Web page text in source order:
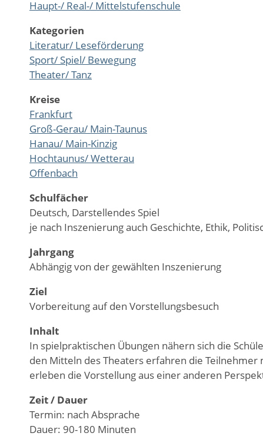
Haupt-/ Real-/ Mittelstufenschule
Kategorien
Literatur/ Leseförderung
Sport/ Spiel/ Bewegung
Theater/ Tanz
Kreise
Frankfurt
Groß-Gerau/ Main-Taunus
Hanau/ Main-Kinzig
Hochtaunus/ Wetterau
Offenbach
Schulfächer
Deutsch, Darstellendes Spiel
je nach Inszenierung auch Geschichte, Ethik,
Jahrgang
Abhängig von der gewählten Inszenierung
Ziel
Vorbereitung auf den Vorstellungsbesuch
Inhalt
In spielpraktischen Übungen nähern sich die
den Mitteln des Theaters erfahren die
erleben die Vorstellung aus einer anderen
Zeit / Dauer
Termin: nach Absprache
Dauer: 90-180 Minuten